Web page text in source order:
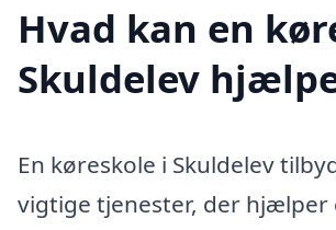
Hvad kan en
Skuldelev
En køreskole i Skuldelev
vigtige tjenester, der hjælper